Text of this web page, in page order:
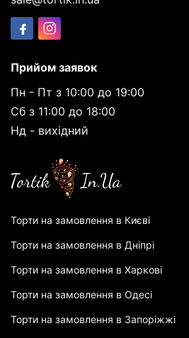
Прийом заявок
Пн - Пт з 10:00 до 19:00
Сб з 11:00 до 18:00
Нд - вихідний
Торти на замовлення в Києві
Торти на замовлення в Дніпрі
Торти на замовлення в Харкові
Торти на замовлення в Одесі
Торти на замовлення в Запоріжжі